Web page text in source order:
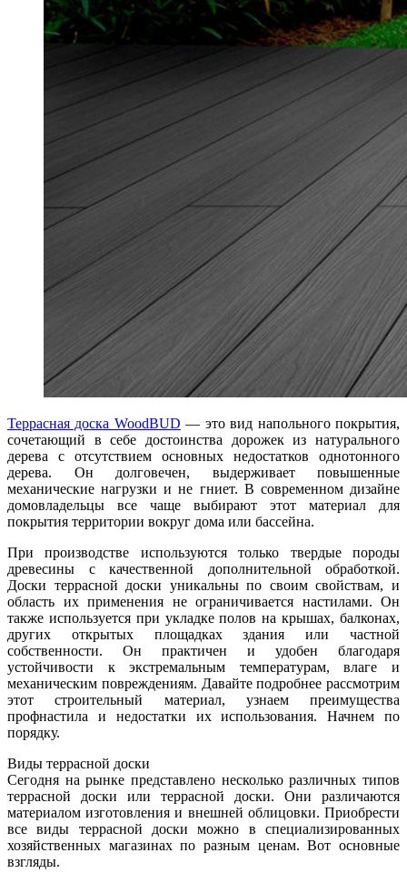
Террасная доска WoodBUD — это вид напольного покрытия,
сочетающий в себе достоинства дорожек из натурального
дерева с отсутствием основных недостатков однотонного
дерева. Он долговечен, выдерживает повышенные
механические нагрузки и не гниет. В современном дизайне
домовладельцы все чаще выбирают этот материал для
покрытия территории вокруг дома или бассейна.
При производстве используются только твердые породы
древесины с качественной дополнительной обработкой.
Доски террасной доски уникальны по своим свойствам, и
область их применения не ограничивается настилами. Он
также используется при укладке полов на крышах, балконах,
других открытых площадках здания или частной
собственности. Он практичен и удобен благодаря
устойчивости к экстремальным температурам, влаге и
механическим повреждениям. Давайте подробнее рассмотрим
этот строительный материал, узнаем преимущества
профнастила и недостатки их использования. Начнем по
порядку.
Виды террасной доски
Сегодня на рынке представлено несколько различных типов
террасной доски или террасной доски. Они различаются
материалом изготовления и внешней облицовки. Приобрести
все виды террасной доски можно в специализированных
хозяйственных магазинах по разным ценам. Вот основные
взгляды.